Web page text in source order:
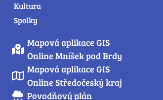
Kultura
Spolky
Mapová aplikace GIS
Online Mníšek pod Brdy
Mapová aplikace GIS
Online Středočeský kraj
Povodňový plán